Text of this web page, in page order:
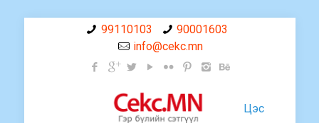
99110103
90001603
info@cekc.mn
Цэс